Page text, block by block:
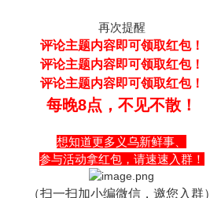
再次提醒
评论主题内容即可领取红包！
评论主题内容即可领取红包！
评论主题内容即可领取红包！
每晚8点，不见不散！
想知道更多义乌新鲜事、
参与活动拿红包，请速速入群！
（扫一扫加小编微信，邀您入群）